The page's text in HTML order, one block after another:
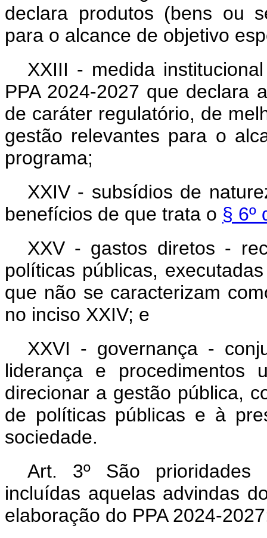
declara produtos (bens ou
para o alcance de objetivo
XXIII - medida
PPA 2024-2027 que declara
de caráter regulatório, de
gestão relevantes para o
programa;
XXIV - subsídios de
benefícios de que trata o § 6º
XXV - gastos diretos -
políticas públicas,
que não se caracterizam
no inciso XXIV; e
XXVI - governança -
liderança e procedimentos
direcionar a gestão pública,
de políticas públicas e à
sociedade.
Art. 3º São prioridades
incluídas aquelas advindas
elaboração do PPA 2024-